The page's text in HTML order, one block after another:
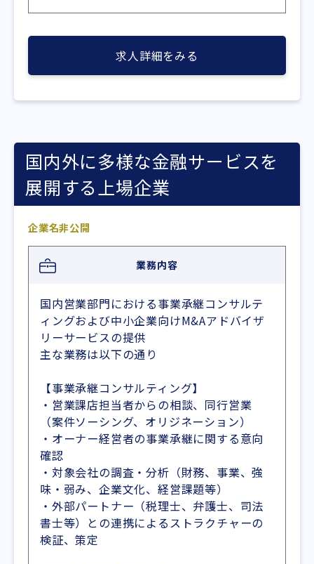
求人詳細をみる
国内外に多様な金融サービスを
展開する上場企業
企業名非公開
業務内容
国内営業部門における事業承継コンサルテ
ィングおよび中小企業向けM&Aアドバイザ
リーサービスの提供
主な業務は以下の通り
【事業承継コンサルティング】
・営業課店担当者からの相談、同行営業
（案件ソーシング、オリジネーション）
・オーナー経営者の事業承継に関する意向
確認
・対象会社の調査・分析（財務、事業、強
味・弱み、企業文化、経営課題等）
・外部パートナー（税理士、弁護士、司法
書士等）との連携によるストラクチャーの
検証、策定